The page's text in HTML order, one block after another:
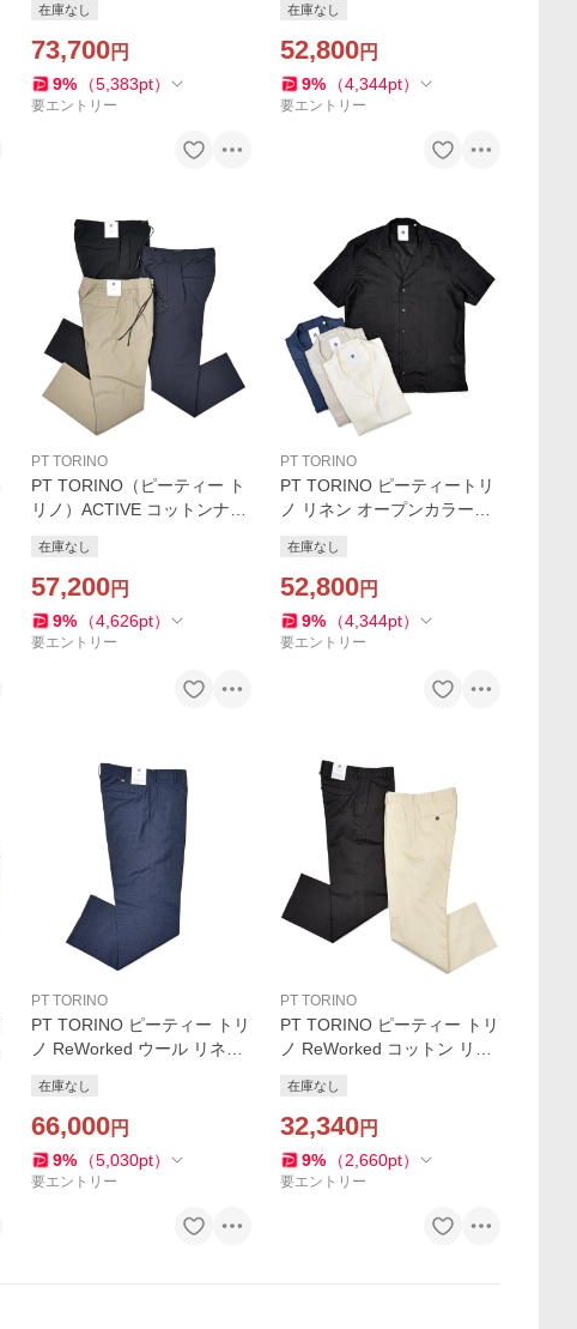
ンネル ヘリンボーン 1プリー
ツシャーリングパンツ SOFT
FIT/TO02
在庫なし
73,700円
9% （5,383pt）
要エントリー
04
在庫なし
52,800円
9% （4,344pt）
要エントリー
PT TORINO
PT TORINO（ピーティー ト
リノ）ACTIVE コットンナイ
グパンツ OMEGA/IT19
在庫なし
57,200円
9% （4,626pt）
要エントリー
PT TORINO
PT TORINO ピーティートリ
ノ リネン オープンカラーシ
在庫なし
52,800円
9% （4,344pt）
要エントリー
PT TORINO
PT TORINO ピーティー トリ
ノ ReWorked ウール リネン
応 ノープリーツ ワイドパン
ツ MICHAEL/SU89
在庫なし
66,000円
9% （5,030pt）
要エントリー
PT TORINO
PT TORINO ピーティー トリ
ノ ReWorked コットン リネ
ワイドパンツ MICHAEL/BP6
5
在庫なし
32,340円
9% （2,660pt）
要エントリー